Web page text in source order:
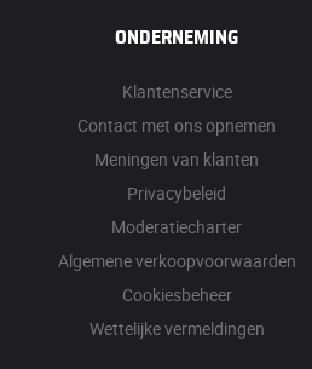
ONDERNEMING
Klantenservice
Contact met ons opnemen
Meningen van klanten
Privacybeleid
Moderatiecharter
Algemene verkoopvoorwaarden
Cookiesbeheer
Wettelijke vermeldingen